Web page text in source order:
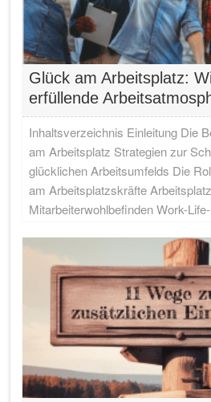
Glück am Arbeitsplatz:
erfüllende
Inhaltsverzeichnis Einleitung Die
am Arbeitsplatz Strategien zur
glücklichen Arbeitsumfelds Die
am Arbeitsplatzskräfte
Mitarbeiterwohlbefinden Work-